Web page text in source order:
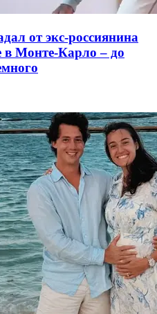
от экс-россиянина
в Монте-Карло – до